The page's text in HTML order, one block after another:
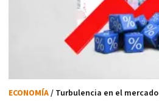
ECONOMÍA/ Turbulencia en el mercado